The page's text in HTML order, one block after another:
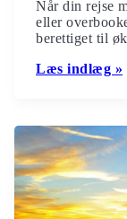
Når din rejse
eller
berettiget til
Læs indlæg »